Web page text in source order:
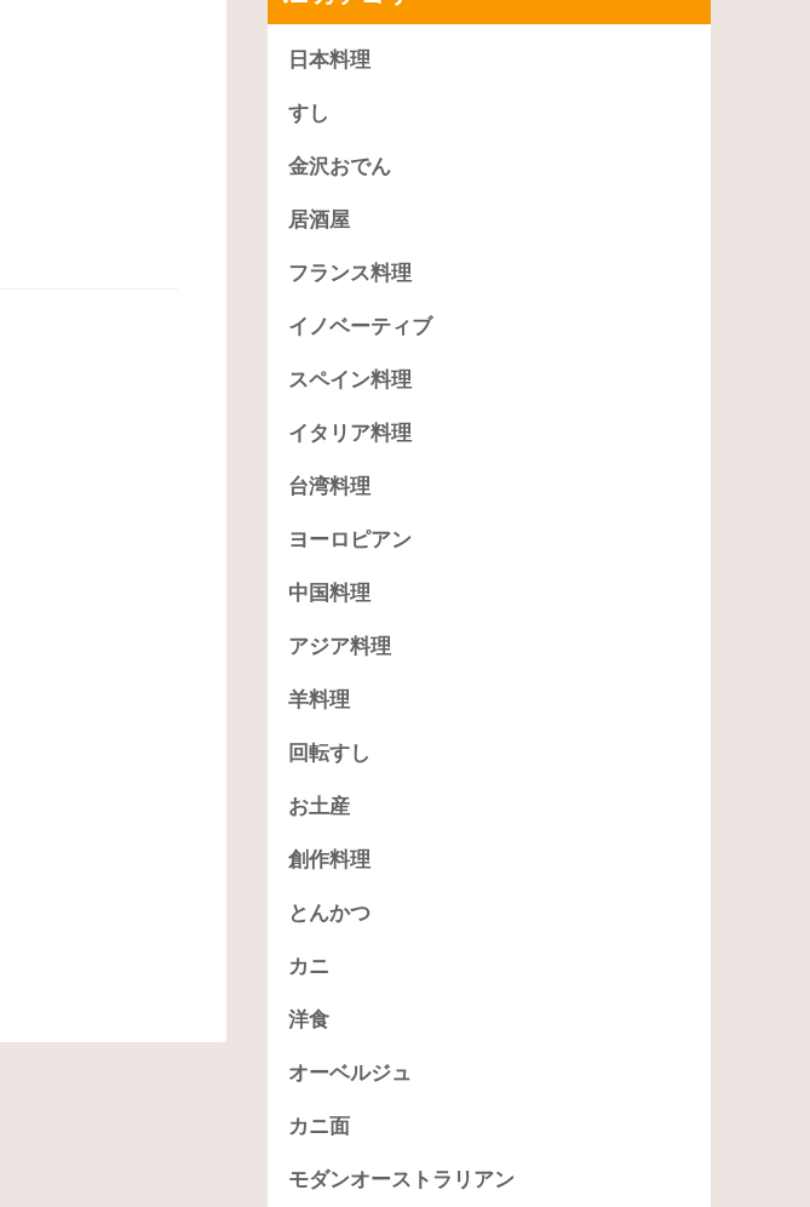
日本料理
すし
金沢おでん
居酒屋
フランス料理
イノベーティブ
スペイン料理
イタリア料理
台湾料理
ヨーロピアン
中国料理
アジア料理
羊料理
回転すし
お土産
創作料理
とんかつ
カニ
洋食
オーベルジュ
カニ面
モダンオーストラリアン